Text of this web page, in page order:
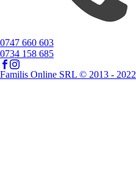
0747 660 603
0734 158 685
Familis Online SRL © 2013 - 2022